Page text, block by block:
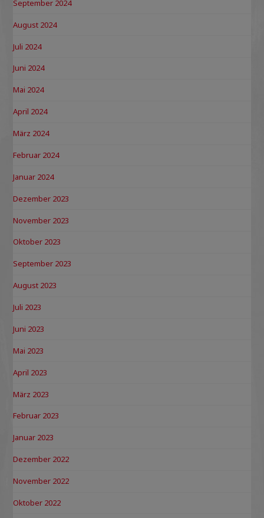
September 2024
August 2024
Juli 2024
Juni 2024
Mai 2024
April 2024
März 2024
Februar 2024
Januar 2024
Dezember 2023
November 2023
Oktober 2023
September 2023
August 2023
Juli 2023
Juni 2023
Mai 2023
April 2023
März 2023
Februar 2023
Januar 2023
Dezember 2022
November 2022
Oktober 2022